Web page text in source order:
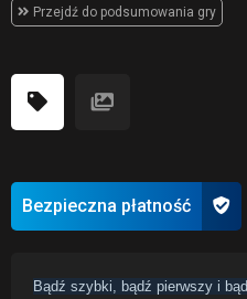
Przejdź do podsumowania gry
Bezpieczna płatność
Bądź szybki, bądź pierwszy i